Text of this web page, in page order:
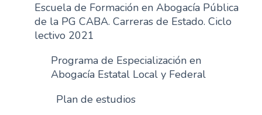
Escuela de Formación en Abogacía Pública
de la PG CABA. Carreras de Estado. Ciclo
lectivo 2021
Programa de Especialización en
Abogacía Estatal Local y Federal
Plan de estudios